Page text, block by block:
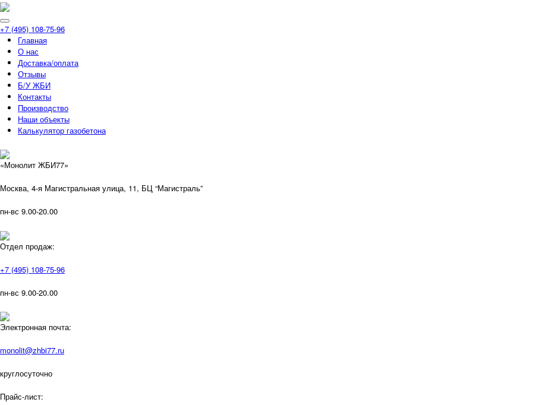
+7 (495) 108-75-96
Главная
О нас
Доставка/оплата
Отзывы
Б/У ЖБИ
Контакты
Производство
Наши объекты
Калькулятор газобетона
«Монолит ЖБИ77»
Москва, 4-я Магистральная улица, 11, ​БЦ “Магистраль”
пн-вс 9.00-20.00
Отдел продаж:
+7 (495) 108-75-96
пн-вс 9.00-20.00
Электронная почта:
monolit@zhbi77.ru
круглосуточно
Прайс-лист: